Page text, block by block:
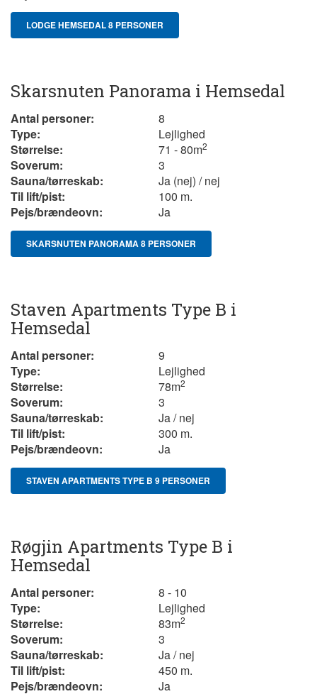
LODGE HEMSEDAL 8 PERSONER
Skarsnuten Panorama i Hemsedal
Antal personer:
8
Type:
Lejlighed
Størrelse:
71 - 80m2
Soverum:
3
Sauna/tørreskab:
Ja (nej) / nej
Til lift/pist:
100 m.
Pejs/brændeovn:
Ja
SKARSNUTEN PANORAMA 8 PERSONER
Staven Apartments Type B i
Hemsedal
Antal personer:
9
Type:
Lejlighed
Størrelse:
78m2
Soverum:
3
Sauna/tørreskab:
Ja / nej
Til lift/pist:
300 m.
Pejs/brændeovn:
Ja
STAVEN APARTMENTS TYPE B 9 PERSONER
Røgjin Apartments Type B i
Hemsedal
Antal personer:
8 - 10
Type:
Lejlighed
Størrelse:
83m2
Soverum:
3
Sauna/tørreskab:
Ja / nej
Til lift/pist:
450 m.
Pejs/brændeovn:
Ja